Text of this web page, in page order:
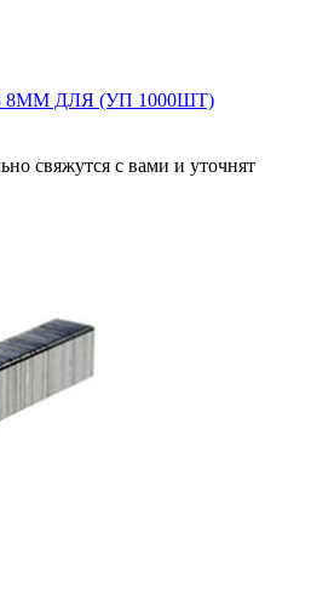
ДЛЯ (УП 1000ШТ)
свяжутся с вами и уточнят